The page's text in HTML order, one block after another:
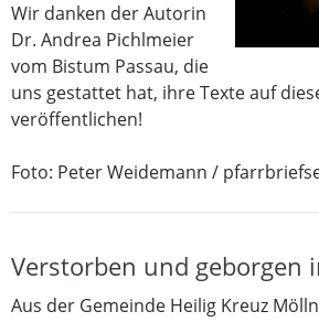
Wir danken der Autorin
Dr. Andrea Pichlmeier
vom Bistum Passau, die
uns gestattet hat, ihre Texte auf
veröffentlichen!
Foto: Peter Weidemann /
Verstorben und geborgen
Aus der Gemeinde Heilig Kreuz